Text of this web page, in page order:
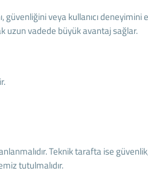
güvenliğini veya kullanıcı
uzun vadede büyük avantaj sağlar.
Teknik tarafta ise
tutulmalıdır.